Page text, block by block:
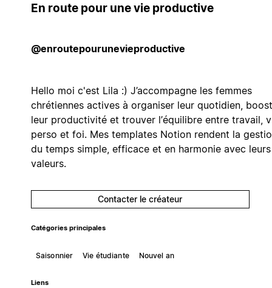
En route pour une vie productive
@enroutepourunevieproductive
Hello moi c'est Lila :) J’accompagne les femmes
chrétiennes actives à organiser leur quotidien,
leur productivité et trouver l’équilibre entre travail,
perso et foi. Mes templates Notion rendent la
du temps simple, efficace et en harmonie avec leurs
valeurs.
Contacter le créateur
Catégories principales
Saisonnier Vie étudiante Nouvel an
Liens